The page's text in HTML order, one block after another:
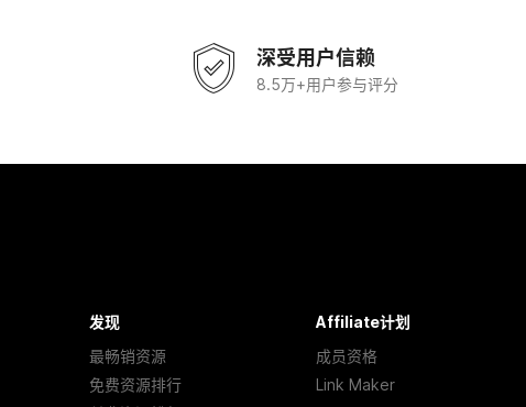
深受用户信赖
8.5万+用户参与评分
发现
最畅销资源
免费资源排行
Affiliate计划
成员资格
Link Maker